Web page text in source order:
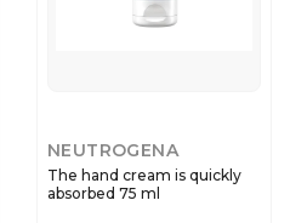
NEUTROGENA
The hand cream is quickly
absorbed 75 ml